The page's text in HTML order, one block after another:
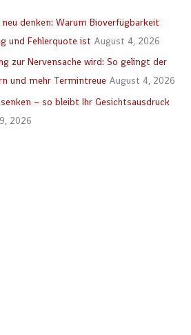
denken: Warum Bioverfügbarkeit
und Fehlerquote ist August 4, 2026
zur Nervensache wird: So gelingt der
und mehr Termintreue August 4, 2026
– so bleibt Ihr Gesichtsausdruck
2026